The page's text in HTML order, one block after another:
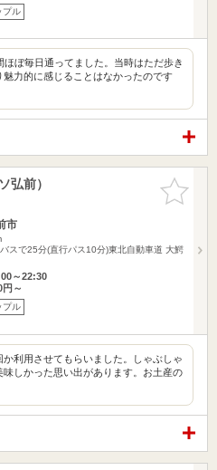
プル
ぼ毎日通ってました。当時はただ歩き
力的に感じることはなかったのです
お気に入
りに追加
弘前）
市
スで25分(直行パス10分)東北自動車道 大鰐
～22:30
円～
プル
利用させてもらいました。しゃぶしゃ
しかった思い出があります。お土産の